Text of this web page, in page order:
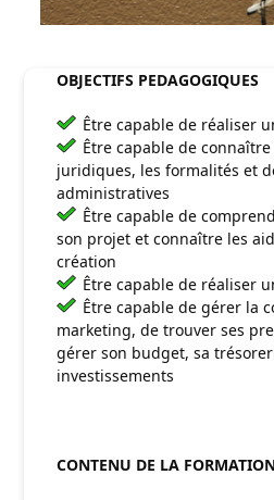
OBJECTIFS PEDAGOGIQUES
Être capable de réaliser
Être capable de
juridiques, les formalités et
administratives
Être capable de
son projet et connaître les
création
Être capable de réaliser
Être capable de gérer la
marketing, de trouver ses
gérer son budget, sa
investissements
CONTENU DE LA